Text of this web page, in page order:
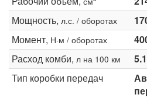
Мощность, л.с. / оборотах
Момент, Н·м / оборотах
Расход комби, л на 100 км
5.1
Тип коробки передач